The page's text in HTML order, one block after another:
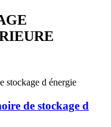
de stockage d